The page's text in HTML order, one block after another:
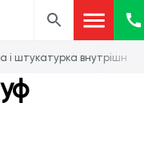
і штукатурка внутрішня